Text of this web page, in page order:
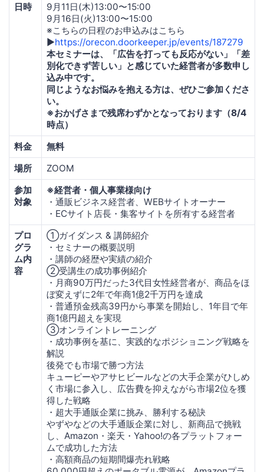
日時
9月11日(木)13:00〜15:00
9月16日(火)13:00〜15:00
※こちらの日程のお申込みはこちら
▶https://orecon.doorkeeper.jp/events/187279
本セミナーは、「広告を打っても反応がない」「差
別化できず苦しい」と感じていた経営者が多数申し
込み中です。
同じようなお悩みを抱える方は、ぜひご参加くださ
い。
※おかげさまで残席わずかとなっております（8/4
時点）
料金
無料
場所
ZOOM
参加
対象
※経営者・個人事業様向け
・通販ビジネス経営者、WEBサイトオーナー
・ECサイト店長・集客サイトを所有する経営者
プロ
グラ
ム内
容
①ガイダンス & 講師紹介
・セミナーの概要説明
・講師の経歴や実績の紹介
②受講生の成功事例紹介
・月商90万円だった3代目女性経営者が、商品をほ
ぼ変えずに2年で年商1億2千万円を達成
・普通預金残高39円から事業を開始し、1年目で年
商1億円超えを実現
③オンライントレーニング
・成功事例を基に、実践的なポジショニング戦略を
解説
後発でも市場で勝つ方法
キューピーやアサヒビールなどの大手企業がひしめ
く市場に参入し、広告費を抑えながら市場2位を獲
得した戦略
・超大手通販企業に挑み、勝利する秘訣
やずやなどの大手通販企業に対し、新商品で挑戦
し、Amazon・楽天・Yahoo!の各プラットフォー
ムで成功した方法
・高額商品の短期間爆売れ戦略